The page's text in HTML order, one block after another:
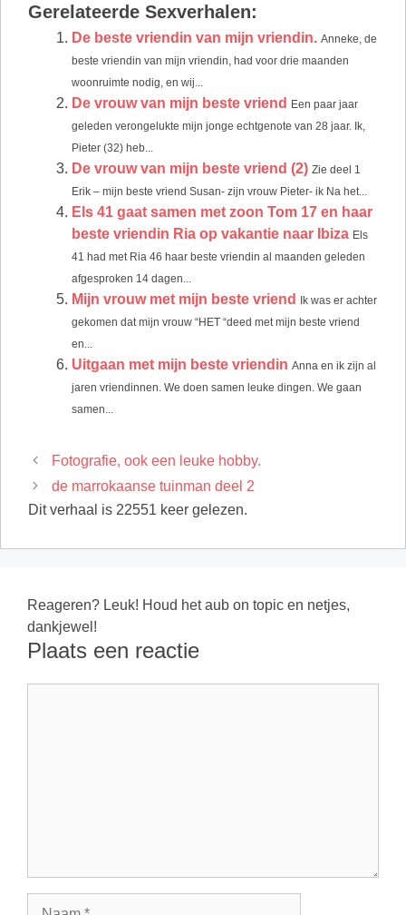
Gerelateerde Sexverhalen:
De beste vriendin van mijn vriendin. Anneke, de
beste vriendin van mijn vriendin, had voor drie maanden
woonruimte nodig, en wij...
De vrouw van mijn beste vriend Een paar jaar
geleden verongelukte mijn jonge echtgenote van 28 jaar. Ik,
Pieter (32) heb...
De vrouw van mijn beste vriend (2) Zie deel 1
Erik – mijn beste vriend Susan- zijn vrouw Pieter- ik Na het...
Els 41 gaat samen met zoon Tom 17 en haar
beste vriendin Ria op vakantie naar Ibiza Els
41 had met Ria 46 haar beste vriendin al maanden geleden
afgesproken 14 dagen...
Mijn vrouw met mijn beste vriend Ik was er achter
gekomen dat mijn vrouw “HET “deed met mijn beste vriend
en...
Uitgaan met mijn beste vriendin Anna en ik zijn al
jaren vriendinnen. We doen samen leuke dingen. We gaan
samen...
Fotografie, ook een leuke hobby.
de marrokaanse tuinman deel 2
Dit verhaal is 22551 keer gelezen.
Reageren? Leuk! Houd het aub on topic en netjes,
dankjewel!
Plaats een reactie